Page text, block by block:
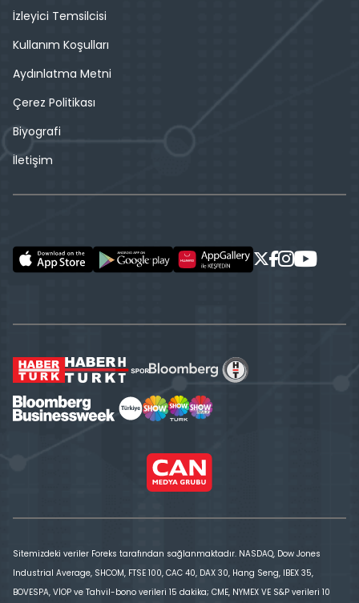
İzleyici Temsilcisi
Kullanım Koşulları
Aydınlatma Metni
Çerez Politikası
Biyografi
İletişim
Sitemizdeki veriler Foreks tarafından sağlanmaktadır. NASDAQ, Dow Jones
Industrial Average, SHCOM, FTSE 100, CAC 40, DAX 30, Hang Seng, IBEX 35,
BOVESPA, VİOP ve Tahvil-bono verileri 15 dakika; CME, NYMEX VE S&P verileri 10